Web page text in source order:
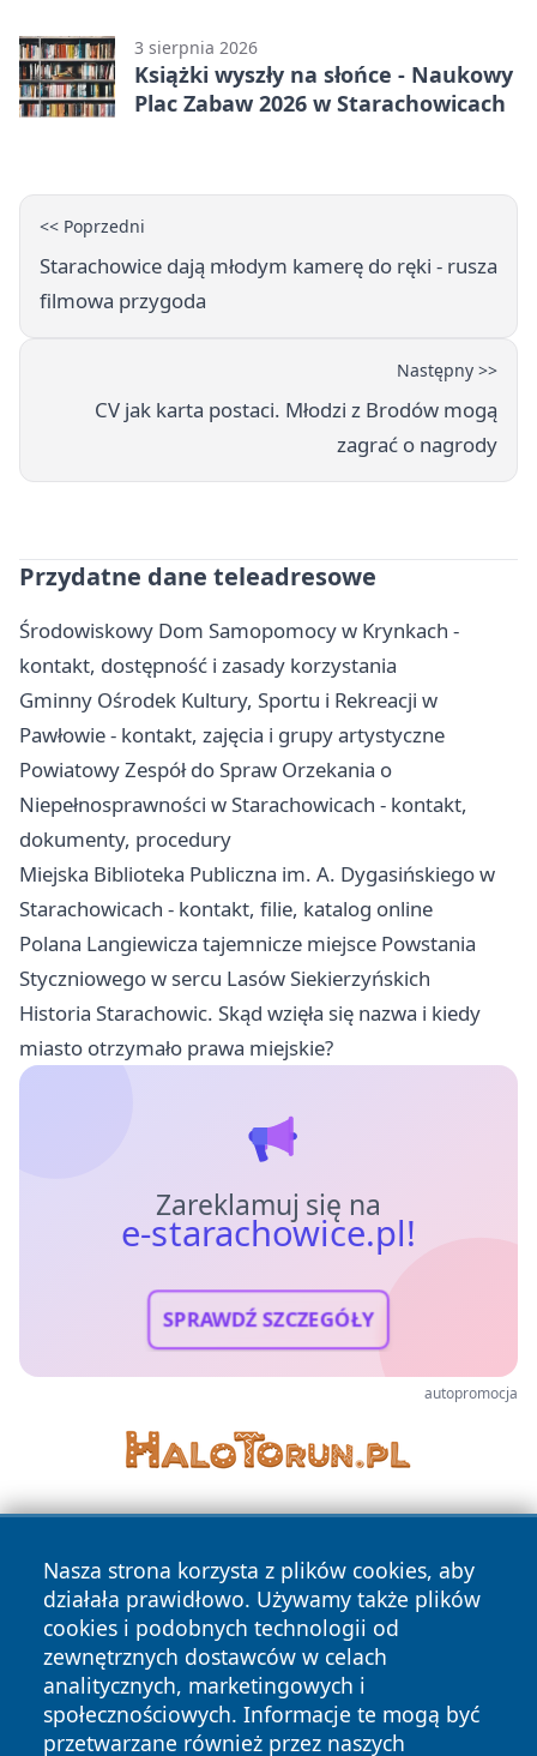
3 sierpnia 2026
Książki wyszły na słońce - Naukowy
Plac Zabaw 2026 w Starachowicach
<< Poprzedni
Starachowice dają młodym kamerę do ręki - rusza
filmowa przygoda
Następny >>
CV jak karta postaci. Młodzi z Brodów mogą
zagrać o nagrody
Przydatne dane teleadresowe
Środowiskowy Dom Samopomocy w Krynkach -
kontakt, dostępność i zasady korzystania
Gminny Ośrodek Kultury, Sportu i Rekreacji w
Pawłowie - kontakt, zajęcia i grupy artystyczne
Powiatowy Zespół do Spraw Orzekania o
Niepełnosprawności w Starachowicach - kontakt,
dokumenty, procedury
Miejska Biblioteka Publiczna im. A. Dygasińskiego w
Starachowicach - kontakt, filie, katalog online
Polana Langiewicza tajemnicze miejsce Powstania
Styczniowego w sercu Lasów Siekierzyńskich
Historia Starachowic. Skąd wzięła się nazwa i kiedy
miasto otrzymało prawa miejskie?
Zareklamuj się na
e-starachowice.pl!
SPRAWDŹ SZCZEGÓŁY
autopromocja
Nasza strona korzysta z plików cookies, aby
działała prawidłowo. Używamy także plików
cookies i podobnych technologii od
zewnętrznych dostawców w celach
analitycznych, marketingowych i
społecznościowych. Informacje te mogą być
przetwarzane również przez naszych
Copyright © 2026 e-starachowice.pl Wszystkie prawa
zastrzeżone.